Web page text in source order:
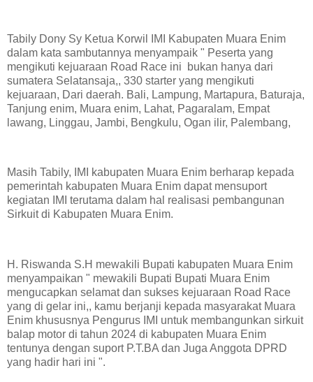
Tabily Dony Sy Ketua Korwil IMI Kabupaten Muara Enim
dalam kata sambutannya menyampaik " Peserta yang
mengikuti kejuaraan Road Race ini bukan hanya dari
sumatera Selatansaja,, 330 starter yang mengikuti
kejuaraan, Dari daerah. Bali, Lampung, Martapura, Baturaja,
Tanjung enim, Muara enim, Lahat, Pagaralam, Empat
lawang, Linggau, Jambi, Bengkulu, Ogan ilir, Palembang,
Masih Tabily, IMI kabupaten Muara Enim berharap kepada
pemerintah kabupaten Muara Enim dapat mensuport
kegiatan IMI terutama dalam hal realisasi pembangunan
Sirkuit di Kabupaten Muara Enim.
H. Riswanda S.H mewakili Bupati kabupaten Muara Enim
menyampaikan " mewakili Bupati Bupati Muara Enim
mengucapkan selamat dan sukses kejuaraan Road Race
yang di gelar ini,, kamu berjanji kepada masyarakat Muara
Enim khususnya Pengurus IMI untuk membangunkan sirkuit
balap motor di tahun 2024 di kabupaten Muara Enim
tentunya dengan suport P.T.BA dan Juga Anggota DPRD
yang hadir hari ini ".